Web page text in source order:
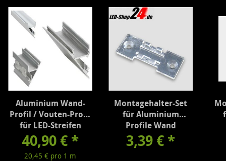
Aluminium Wand-
Profil / Vouten-Profil
für LED-Streifen
reinweiß 2m
40,90 € *
20,45 € pro 1 m
Montagehalter-Set
für Aluminium
Profile Wand
3,39 € *